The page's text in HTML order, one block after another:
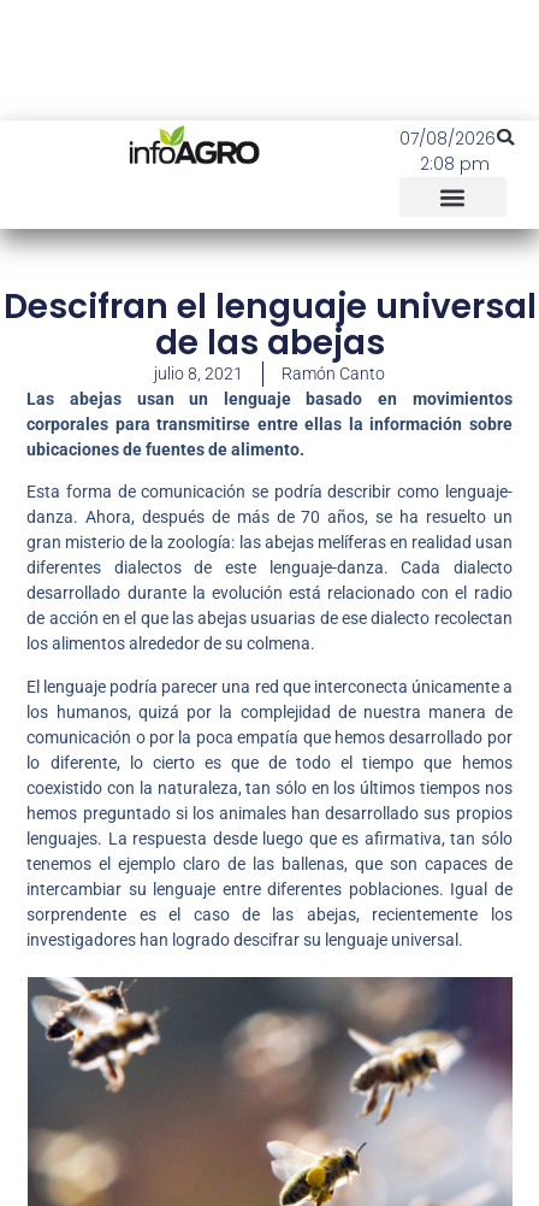
07/08/2026
2:08 pm
Descifran el lenguaje universal
de las abejas
julio 8, 2021
Ramón Canto
Las abejas usan un lenguaje basado en movimientos
corporales para transmitirse entre ellas la información sobre
ubicaciones de fuentes de alimento.
Esta forma de comunicación se podría describir como lenguaje-
danza. Ahora, después de más de 70 años, se ha resuelto un
gran misterio de la zoología: las abejas melíferas en realidad usan
diferentes dialectos de este lenguaje-danza. Cada dialecto
desarrollado durante la evolución está relacionado con el radio
de acción en el que las abejas usuarias de ese dialecto recolectan
los alimentos alrededor de su colmena.
El lenguaje podría parecer una red que interconecta únicamente a
los humanos, quizá por la complejidad de nuestra manera de
comunicación o por la poca empatía que hemos desarrollado por
lo diferente, lo cierto es que de todo el tiempo que hemos
coexistido con la naturaleza, tan sólo en los últimos tiempos nos
hemos preguntado si los animales han desarrollado sus propios
lenguajes. La respuesta desde luego que es afirmativa, tan sólo
tenemos el ejemplo claro de las ballenas, que son capaces de
intercambiar su lenguaje entre diferentes poblaciones. Igual de
sorprendente es el caso de las abejas, recientemente los
investigadores han logrado descifrar su lenguaje universal.